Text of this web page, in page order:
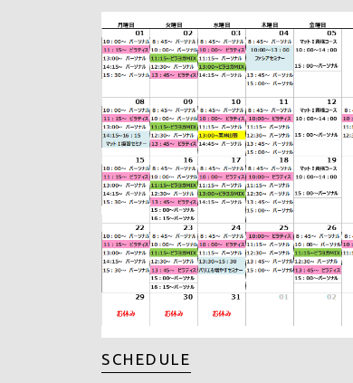
SCHEDULE